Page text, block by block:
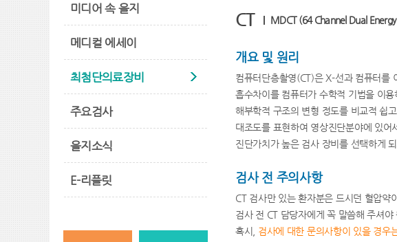
미디어 속 을지
메디컬 에세이
최첨단의료장비
주요검사
을지소식
E-리플릿
CT MDCT (64 Channel Dual
개요 및 원리
컴퓨터단층촬영(CT)은 X-선과 컴퓨터를
흡수차이를 컴퓨터가 수학적 기법을 이
해부학적 구조의 변형 정도를 비교적 쉽
대조도를 표현하여 영상진단분야에 있
진단가치가 높은 검사 장비를 선택하게
검사 전 주의사항
CT 검사만 있는 환자분은 드시던 혈압약
검사 전 CT 담당자에게 꼭 말씀해 주셔야
혹시, 검사에 대한 문의사항이 있을 경